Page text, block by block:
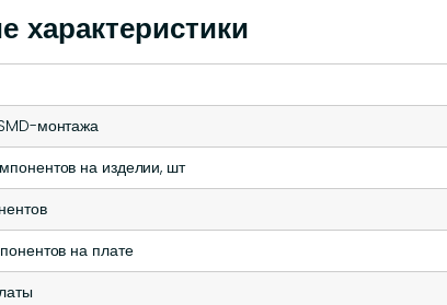
характеристики
монтажа
на изделии, шт
на плате